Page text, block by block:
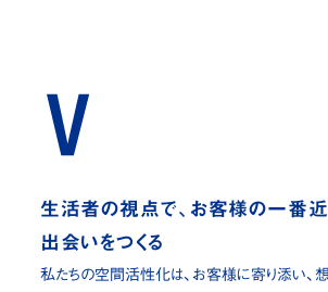
生活者の視点で、お客様の一番近
出会いをつくる
私たちの空間活性化は、お客様に寄り添い、